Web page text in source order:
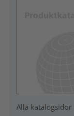
Alla katalogsidor